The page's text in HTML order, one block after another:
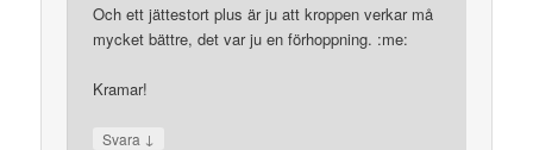
Och ett jättestort plus är ju att kroppen verkar må
mycket bättre, det var ju en förhoppning. :me:
Kramar!
Svara ↓